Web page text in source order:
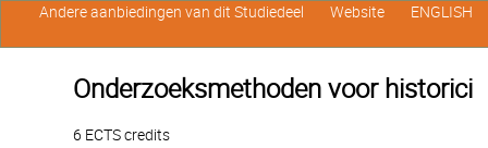
Onderzoeksmethoden voor historici
6 ECTS credits
Andere aanbiedingen van dit Studiedeel Website ENGLISH